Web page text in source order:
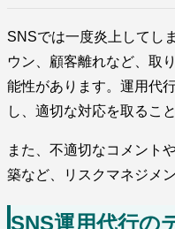
SNSでは一度炎上してし
ウン、顧客離れなど、取
能性があります。運用代
し、適切な対応を取るこ
また、不適切なコメント
築など、リスクマネジメ
SNS運用代行の